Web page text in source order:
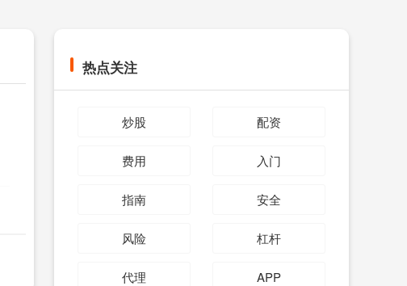
热点关注
炒股 配资
费用 入门
指南 安全
风险 杠杆
代理 APP